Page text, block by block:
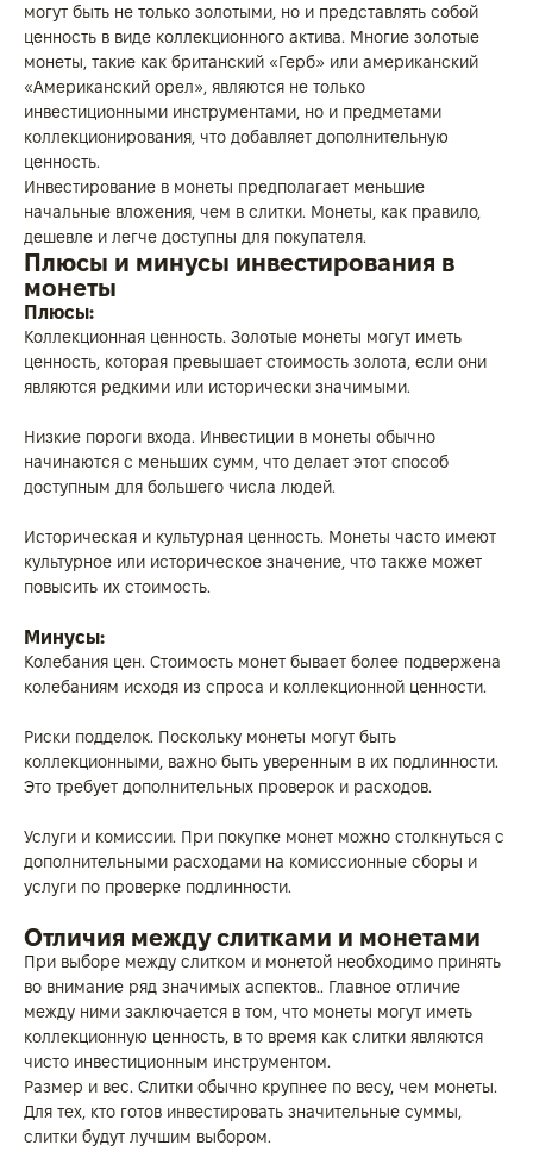
могут быть не только золотыми, но и представлять собой
ценность в виде коллекционного актива. Многие золотые
монеты, такие как британский «Герб» или американский
«Американский орел», являются не только
инвестиционными инструментами, но и предметами
коллекционирования, что добавляет дополнительную
ценность.
Инвестирование в монеты предполагает меньшие
начальные вложения, чем в слитки. Монеты, как правило,
дешевле и легче доступны для покупателя.
Плюсы и минусы инвестирования в
монеты
Плюсы:
Коллекционная ценность. Золотые монеты могут иметь
ценность, которая превышает стоимость золота, если они
являются редкими или исторически значимыми.
Низкие пороги входа. Инвестиции в монеты обычно
начинаются с меньших сумм, что делает этот способ
доступным для большего числа людей.
Историческая и культурная ценность. Монеты часто имеют
культурное или историческое значение, что также может
повысить их стоимость.
Минусы:
Колебания цен. Стоимость монет бывает более подвержена
колебаниям исходя из спроса и коллекционной ценности.
Риски подделок. Поскольку монеты могут быть
коллекционными, важно быть уверенным в их подлинности.
Это требует дополнительных проверок и расходов.
Услуги и комиссии. При покупке монет можно столкнуться с
дополнительными расходами на комиссионные сборы и
услуги по проверке подлинности.
Отличия между слитками и монетами
При выборе между слитком и монетой необходимо принять
во внимание ряд значимых аспектов.. Главное отличие
между ними заключается в том, что монеты могут иметь
коллекционную ценность, в то время как слитки являются
чисто инвестиционным инструментом.
Размер и вес. Слитки обычно крупнее по весу, чем монеты.
Для тех, кто готов инвестировать значительные суммы,
слитки будут лучшим выбором.